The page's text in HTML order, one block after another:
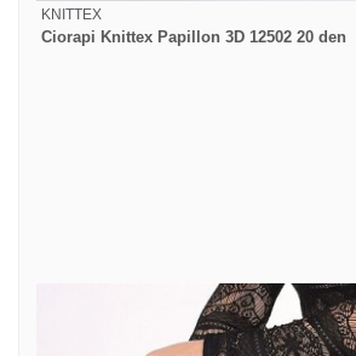
KNITTEX
Ciorapi Knittex Papillon 3D 12502 20 den